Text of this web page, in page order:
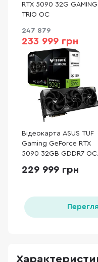
RTX 5090 32G GAMING
TRIO OC
247 879
233 999 грн
Відеокарта ASUS TUF
Gaming GeForce RTX
5090 32GB GDDR7 OC
O32G-GAMING)
229 999 грн